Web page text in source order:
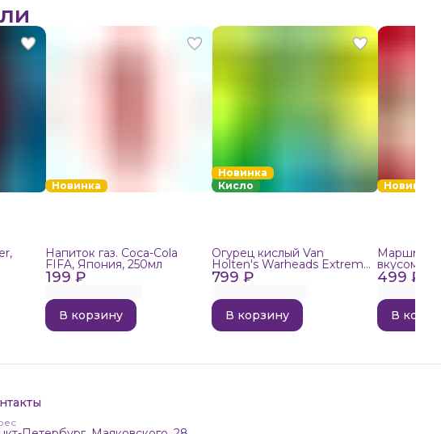
Новинка
199 ₽
Напиток газ. Coca-Cola
FIFA, Япония, 250мл
В корзину
Новинка
Кисло
799 ₽
Огурец кислый Van
Holten's Warheads Extreme
Sour, 140г
В корзину
Новинка
499 ₽
вкусом
В